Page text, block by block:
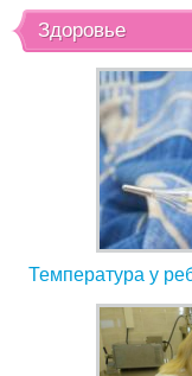
Здоровье
Температура у